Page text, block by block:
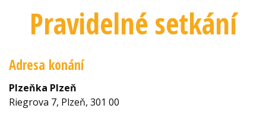
Pravidelné setkání
Adresa konání
Plzeňka Plzeň
Riegrova 7, Plzeň, 301 00